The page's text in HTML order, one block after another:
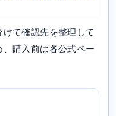
て確認先を整理して
購入前は各公式ペー